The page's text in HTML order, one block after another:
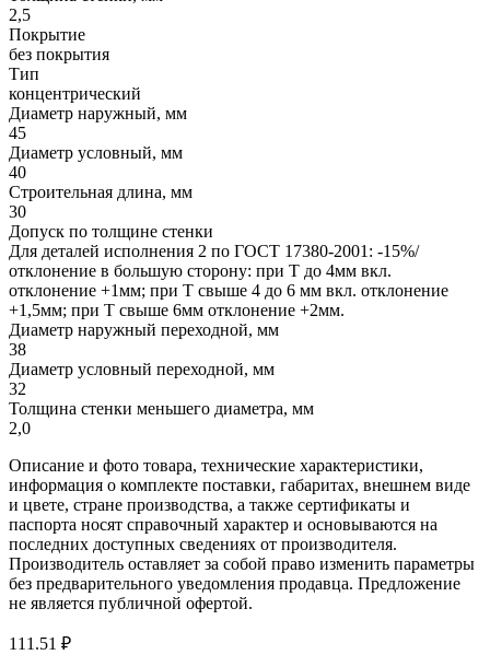
2,5
Покрытие
без покрытия
Тип
концентрический
Диаметр наружный, мм
45
Диаметр условный, мм
40
Строительная длина, мм
30
Допуск по толщине стенки
Для деталей исполнения 2 по ГОСТ 17380-2001: -15%/
отклонение в большую сторону: при Т до 4мм вкл.
отклонение +1мм; при Т свыше 4 до 6 мм вкл. отклонение
+1,5мм; при Т свыше 6мм отклонение +2мм.
Диаметр наружный переходной, мм
38
Диаметр условный переходной, мм
32
Толщина стенки меньшего диаметра, мм
2,0
Описание и фото товара, технические характеристики,
информация о комплекте поставки, габаритах, внешнем виде
и цвете, стране производства, а также сертификаты и
паспорта носят справочный характер и основываются на
последних доступных сведениях от производителя.
Производитель оставляет за собой право изменить параметры
без предварительного уведомления продавца. Предложение
не является публичной офертой.
111.51 ₽